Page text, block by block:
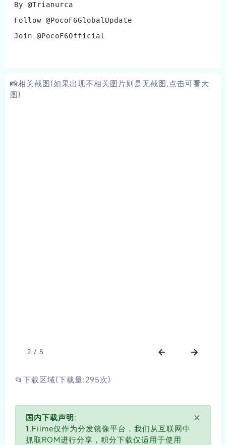
By @Trianurca
Follow @PocoF6GlobalUpdate
Join @PocoF6Official
📸相关截图(如果出现不相关图片则是无截图,点击可看大
图)
2 / 5
📂下载区域(下载量:295次)
×
国内下载声明:
1.Fiime仅作为分发镜像平台，我们从互联网中
抓取ROM进行分享，积分下载仅适用于使用